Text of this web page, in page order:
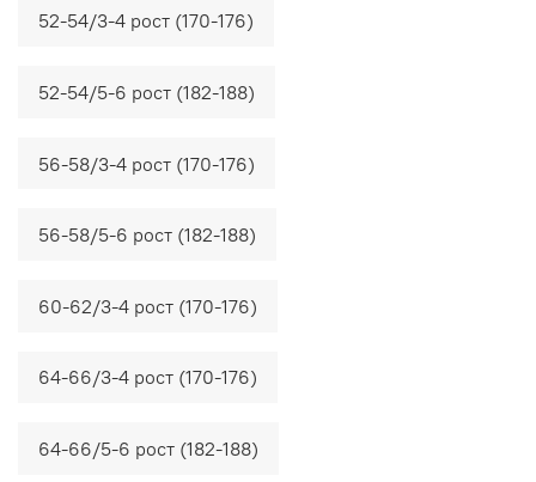
52-54/3-4 рост (170-176)
52-54/5-6 рост (182-188)
56-58/3-4 рост (170-176)
56-58/5-6 рост (182-188)
60-62/3-4 рост (170-176)
64-66/3-4 рост (170-176)
64-66/5-6 рост (182-188)